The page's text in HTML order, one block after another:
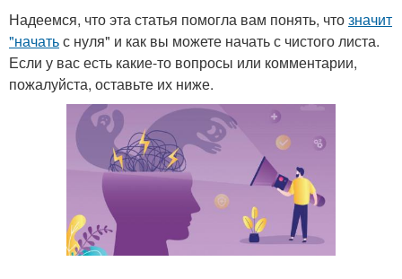
Надеемся, что эта статья помогла вам понять, чтозначит
"начатьс нуля" и как вы можете начать с чистого листа.
Если у вас есть какие-то вопросы или комментарии,
пожалуйста, оставьте их ниже.